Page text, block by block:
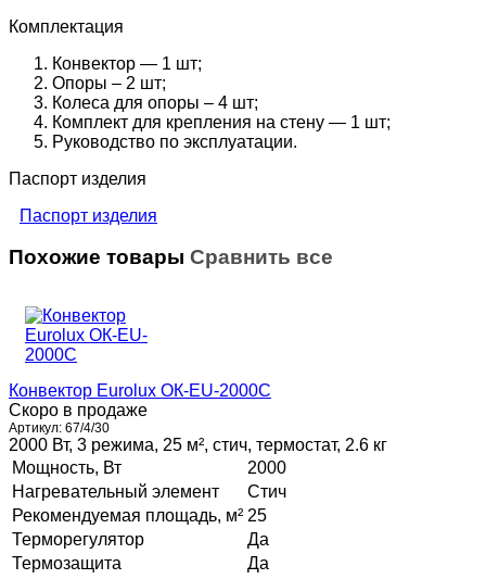
Комплектация
Конвектор — 1 шт;
Опоры – 2 шт;
Колеса для опоры – 4 шт;
Комплект для крепления на стену — 1 шт;
Руководство по эксплуатации.
Паспорт изделия
Паспорт изделия
Похожие товары Сравнить все
Конвектор Eurolux ОК-EU-2000C
Скоро в продаже
Артикул: 67/4/30
2000 Вт, 3 режима, 25 м², стич, термостат, 2.6 кг
Мощность, Вт
2000
Нагревательный элемент
Стич
Рекомендуемая площадь, м² 25
Терморегулятор
Да
Термозащита
Да